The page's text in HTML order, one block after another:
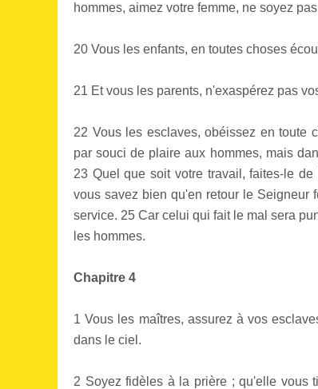
hommes, aimez votre femme, ne soyez
20 Vous les enfants, en toutes choses
21 Et vous les parents, n'exaspérez pas
22 Vous les esclaves, obéissez en toute
par souci de plaire aux hommes, mais
23 Quel que soit votre travail, faites-le
vous savez bien qu'en retour le Seigneur
service. 25 Car celui qui fait le mal sera
les hommes.
Chapitre 4
1 Vous les maîtres, assurez à vos
dans le ciel.
2 Soyez fidèles à la prière ; qu'elle vous